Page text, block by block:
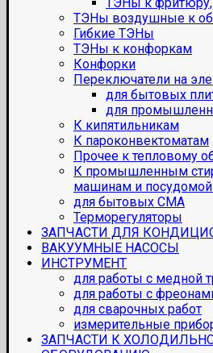
ТЭНы воздушные к
Гибкие ТЭНы
ТЭНы к конфоркам
Конфорки
Переключатели на
для бытовых
для
К кипятильникам
К пароконвектоматам
Прочее к тепловому
К промышленным
машинам и
для бытовых СМА
Терморегуляторы
ЗАПЧАСТИ ДЛЯ
ВАКУУМНЫЕ НАСОСЫ
ИНСТРУМЕНТ
для работы с медной
для работы с
для сварочных работ
измерительные
ЗАПЧАСТИ К